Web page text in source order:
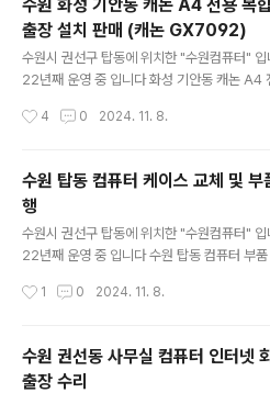
추가 될수도 있다고 합니다 CPU는 무난하게
5 제품에 메모리는 32GB 작업창을 많이 사용
니다 SSD는 속도 빠른 제품으로..하고 쿨러는
청해 주셨습니다 메인보드 [ASUS] PRIME
그래픽 포트 지원도 좋고 M.2 슬롯도 2개에
수원 화성 기안동 캐논 A4 전용 복합
출장 설치 판매 (캐논 GX7092)
수원시 권선구 탑동에 위치한 "수원컴퓨터" 입
22년째 운영 중 입니다 화성 기안동 캐논 A4
고장 5년정도 사용하셨는데 더 이상 고쳐서 사
용지 카세트가 상단 / 하단 있는 복합기로
MAXIFY GX7092 정품 무한잉크 복합기정품
/ 컬러 / A4 / 41~50ppm / 흑백
pm / 컬러:11~20ipm / 301~400매이하 / 터
X7092 정품 무한잉크 복합..
4 0 2024. 11. 8.
수원 탑동 컴퓨터 케이스 교체 및 부
행
수원시 권선구 탑동에 위치한 "수원컴퓨터" 입
22년째 운영 중 입니다 수원 탑동 컴퓨터 부품
대한 활용하고 컴퓨터 케이스 교체 및 부품 추
1 0 2024. 11. 8.
수원 권선동 사무실 컴퓨터 인터넷
출장 수리